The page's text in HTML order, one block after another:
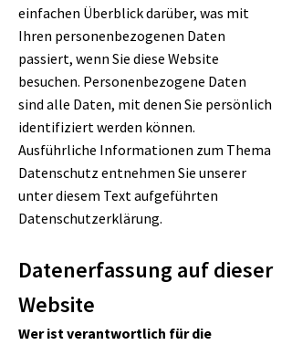
einfachen Überblick darüber, was mit
Ihren personenbezogenen Daten
passiert, wenn Sie diese Website
besuchen. Personenbezogene Daten
sind alle Daten, mit denen Sie persönlich
identifiziert werden können.
Ausführliche Informationen zum Thema
Datenschutz entnehmen Sie unserer
unter diesem Text aufgeführten
Datenschutzerklärung.
Datenerfassung auf dieser
Website
Wer ist verantwortlich für die